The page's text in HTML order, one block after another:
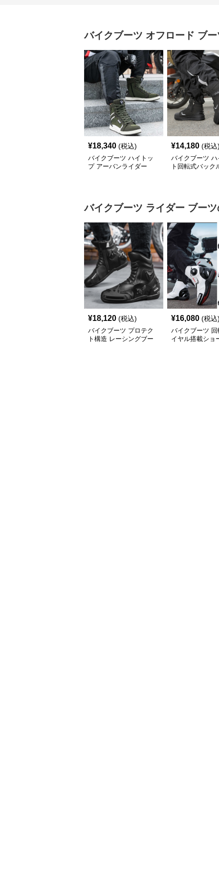
バイクブーツ オフロード ブー
¥18,340 (税込)
バイクブーツ ハイトッ
プ アーバンライダー
¥14,180 (税込
バイクブーツ ハ
ト回転式バック
バイクブーツ ライダー ブーツ
¥18,120 (税込)
バイクブーツ プロテク
ト構造 レーシングブー
¥16,080 (税込
バイクブーツ 回
イヤル搭載ショ